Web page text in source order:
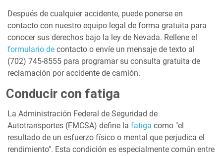
Después de cualquier accidente, puede ponerse en
contacto con nuestro equipo legal de forma gratuita para
conocer sus derechos bajo la ley de Nevada. Rellene el
formulario de contacto o envíe un mensaje de texto al
(702) 745-8555 para programar su consulta gratuita de
reclamación por accidente de camión.
Conducir con fatiga
La Administración Federal de Seguridad de
Autotransportes (FMCSA) define la fatiga como "el
resultado de un esfuerzo físico o mental que perjudica el
rendimiento". Esta condición es especialmente común entre